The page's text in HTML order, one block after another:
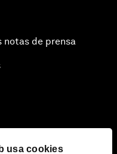
usa cookies
notas de prensa